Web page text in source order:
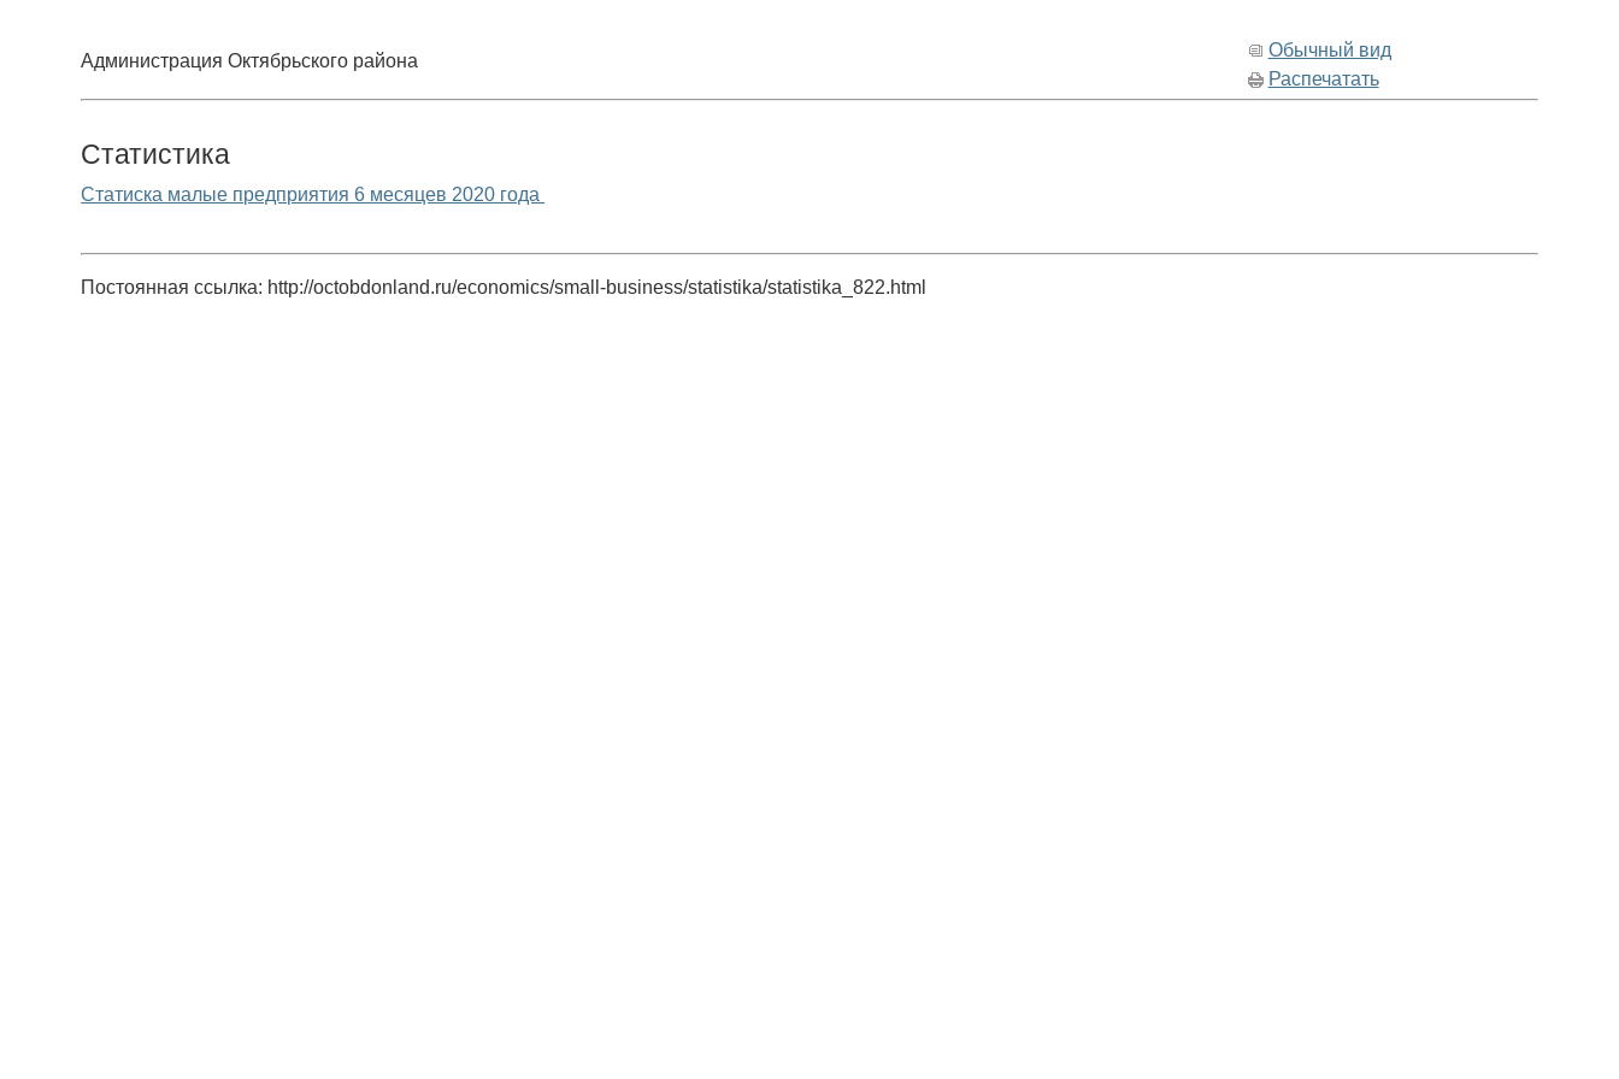
Обычный вид
Распечатать
Администрация Октябрьского района
Статистика
Статиска малые предприятия 6 месяцев 2020 года
Постоянная ссылка: http://octobdonland.ru/economics/small-business/statistika/statistika_822.html